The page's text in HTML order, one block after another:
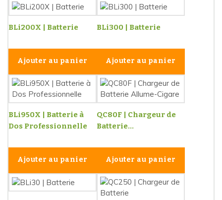
BLi200X | Batterie
Ajouter au panier
BLi300 | Batterie
Ajouter au panier
BLi950X | Batterie à
Dos Professionnelle
Ajouter au panier
QC80F | Chargeur de
Batterie...
Ajouter au panier